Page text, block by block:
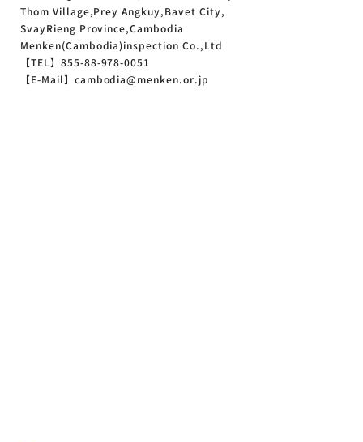
Thom Village,Prey Angkuy,Bavet City,
SvayRieng Province,Cambodia
Menken(Cambodia)inspection Co.,Ltd
【TEL】855-88-978-0051
【E-Mail】cambodia@menken.or.jp